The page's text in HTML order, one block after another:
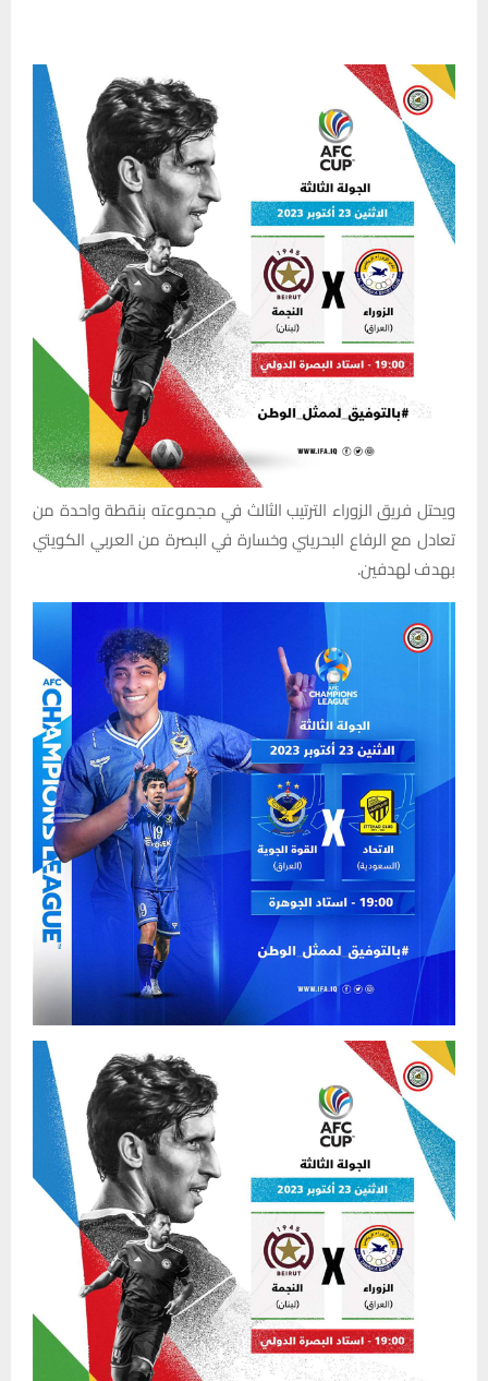
ويحتل فريق الزوراء الترتيب الثالث في مجموعته بنقطة واحدة من
تعادل مع الرفاع البحريني وخسارة في البصرة من العربي الكويتي
بهدف لهدفين.